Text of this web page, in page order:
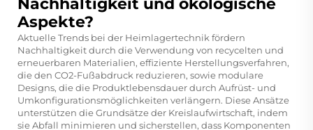
Aspekte?
Aktuelle Trends bei der Heimlagertechnik fördern
Nachhaltigkeit durch die Verwendung von recycelten und
erneuerbaren Materialien, effiziente Herstellungsverfahren,
die den CO2-Fußabdruck reduzieren, sowie modulare
Designs, die die Produktlebensdauer durch Aufrüst- und
Umkonfigurationsmöglichkeiten verlängern. Diese Ansätze
unterstützen die Grundsätze der Kreislaufwirtschaft, indem
sie Abfall minimieren und sicherstellen, dass Komponenten